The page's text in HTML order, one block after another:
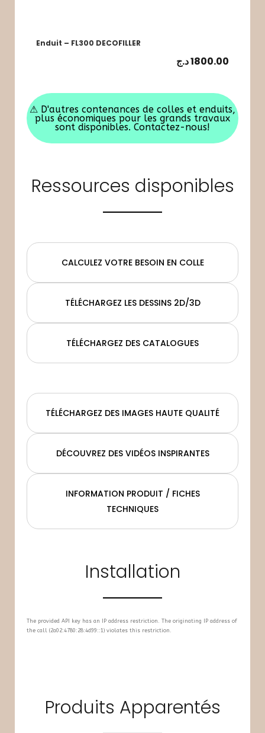
Enduit – FL300 DECOFILLER
1800.00د.ج
⚠ D'autres contenances de colles et enduits,
plus économiques pour les grands travaux
sont disponibles. Contactez-nous!
Ressources disponibles
CALCULEZ VOTRE BESOIN EN COLLE
TÉLÉCHARGEZ LES DESSINS 2D/3D
TÉLÉCHARGEZ DES CATALOGUES
TÉLÉCHARGEZ DES IMAGES HAUTE QUALITÉ
DÉCOUVREZ DES VIDÉOS INSPIRANTES
INFORMATION PRODUIT / FICHES
TECHNIQUES
Installation
The provided API key has an IP address restriction. The originating IP address of
the call (2a02:4780:28:4d99::1) violates this restriction.
Produits Apparentés